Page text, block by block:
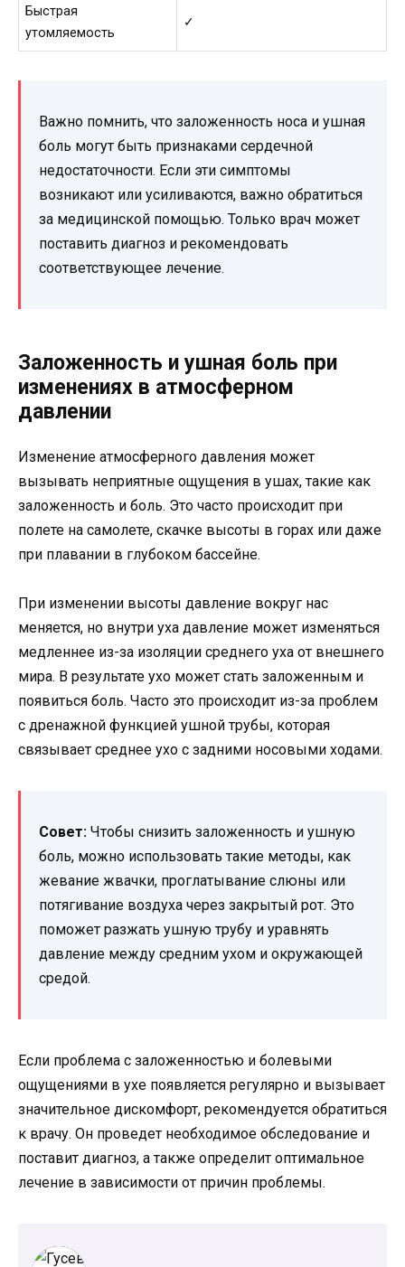
Быстрая
утомляемость
✓
Важно помнить, что заложенность носа и ушная
боль могут быть признаками сердечной
недостаточности. Если эти симптомы
возникают или усиливаются, важно обратиться
за медицинской помощью. Только врач может
поставить диагноз и рекомендовать
соответствующее лечение.
Заложенность и ушная боль при
изменениях в атмосферном
давлении
Изменение атмосферного давления может
вызывать неприятные ощущения в ушах, такие как
заложенность и боль. Это часто происходит при
полете на самолете, скачке высоты в горах или даже
при плавании в глубоком бассейне.
При изменении высоты давление вокруг нас
меняется, но внутри уха давление может изменяться
медленнее из-за изоляции среднего уха от внешнего
мира. В результате ухо может стать заложенным и
появиться боль. Часто это происходит из-за проблем
с дренажной функцией ушной трубы, которая
связывает среднее ухо с задними носовыми ходами.
Совет: Чтобы снизить заложенность и ушную
боль, можно использовать такие методы, как
жевание жвачки, проглатывание слюны или
потягивание воздуха через закрытый рот. Это
поможет разжать ушную трубу и уравнять
давление между средним ухом и окружающей
средой.
Если проблема с заложенностью и болевыми
ощущениями в ухе появляется регулярно и вызывает
значительное дискомфорт, рекомендуется обратиться
к врачу. Он проведет необходимое обследование и
поставит диагноз, а также определит оптимальное
лечение в зависимости от причин проблемы.